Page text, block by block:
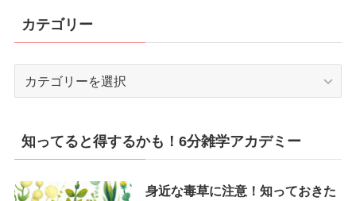
カテゴリー
リ
ー
知ってると得するかも！6分雑学アカデミー
身近な毒草に注意！知っておきた